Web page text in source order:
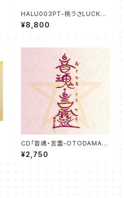
HALU003PT-桃うさLUCKY/
MOMOUSA LUCKY（パステル
原画/額無し）
¥8,800
CD「音魂・言霊-OTODAMA・K
OTODAMA-」
¥2,750